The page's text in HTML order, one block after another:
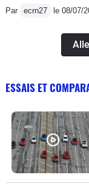
Par ecrn27 le 08/07/
ESSAIS ET